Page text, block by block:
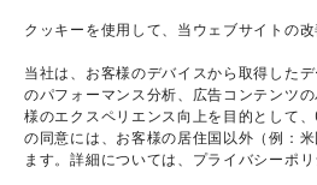
クッキーを使用して、当ウェブサイトの改
当社は、お客様のデバイスから取得した
のパフォーマンス分析、広告コンテンツ
様のエクスペリエンス向上を目的として
の同意には、お客様の居住国以外（例：
ます。詳細については、プライバシーポリ